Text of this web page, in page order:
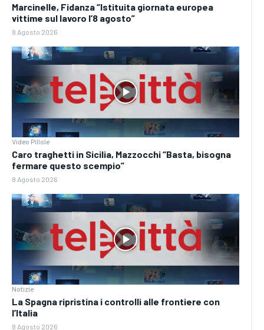
Marcinelle, Fidanza “Istituita giornata europea
vittime sul lavoro l’8 agosto”
8 Agosto 2026
Video Pillole
Caro traghetti in Sicilia, Mazzocchi “Basta, bisogna
fermare questo scempio”
8 Agosto 2026
Notizie
La Spagna ripristina i controlli alle frontiere con
l’Italia
8 Agosto 2026